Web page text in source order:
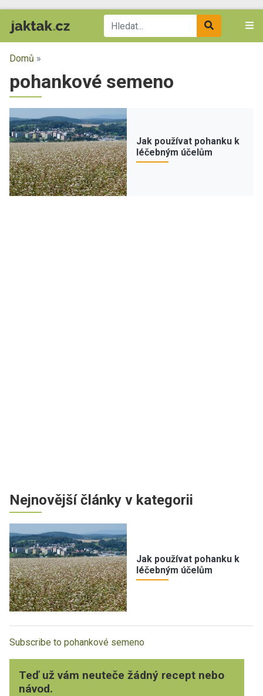
Domů »
pohankové semeno
Jak používat pohanku k
léčebným účelům
Nejnovější články v kategorii
Jak používat pohanku k
léčebným účelům
Subscribe to pohankové semeno
Teď už vám neuteče žádný recept nebo
návod.